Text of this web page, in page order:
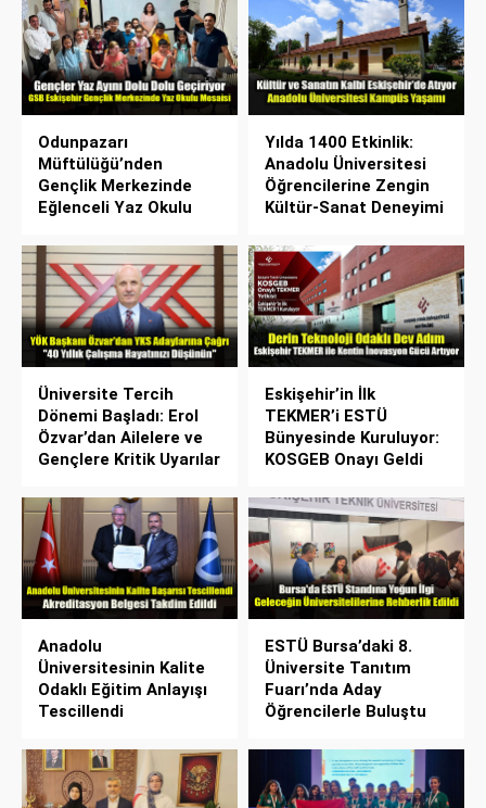
Odunpazarı
Müftülüğü’nden
Gençlik Merkezinde
Eğlenceli Yaz Okulu
Yılda 1400 Etkinlik:
Anadolu Üniversitesi
Öğrencilerine Zengin
Kültür-Sanat Deneyimi
Üniversite Tercih
Dönemi Başladı: Erol
Özvar’dan Ailelere ve
Gençlere Kritik Uyarılar
Eskişehir’in İlk
TEKMER’i ESTÜ
Bünyesinde Kuruluyor:
KOSGEB Onayı Geldi
Anadolu
Üniversitesinin Kalite
Odaklı Eğitim Anlayışı
Tescillendi
ESTÜ Bursa’daki 8.
Üniversite Tanıtım
Fuarı’nda Aday
Öğrencilerle Buluştu